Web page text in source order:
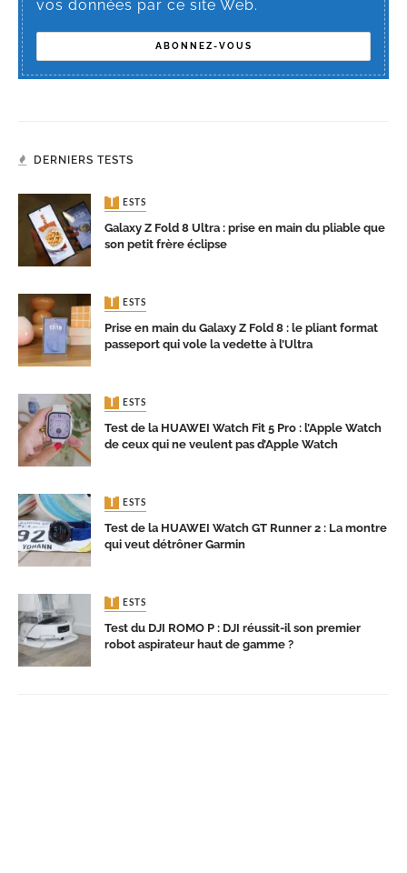
vos données par ce site Web.
DERNIERS TESTS
TESTS
Galaxy Z Fold 8 Ultra : prise en main du pliable que
son petit frère éclipse
TESTS
Prise en main du Galaxy Z Fold 8 : le pliant format
passeport qui vole la vedette à l’Ultra
TESTS
Test de la HUAWEI Watch Fit 5 Pro : l’Apple Watch
de ceux qui ne veulent pas d’Apple Watch
TESTS
Test de la HUAWEI Watch GT Runner 2 : La montre
qui veut détrôner Garmin
TESTS
Test du DJI ROMO P : DJI réussit-il son premier
robot aspirateur haut de gamme ?